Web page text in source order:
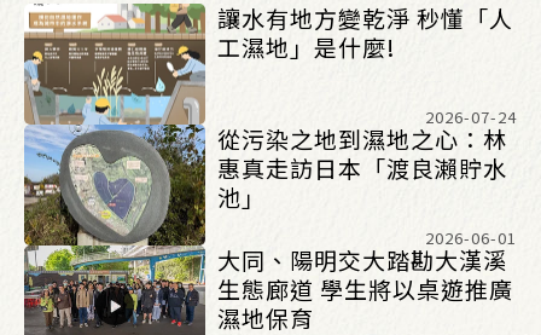
讓水有地方變乾淨 秒懂「人
工濕地」是什麼!
2026-07-24
從污染之地到濕地之心：林
惠真走訪日本「渡良瀨貯水
池」
2026-06-01
大同、陽明交大踏勘大漢溪
生態廊道 學生將以桌遊推廣
濕地保育